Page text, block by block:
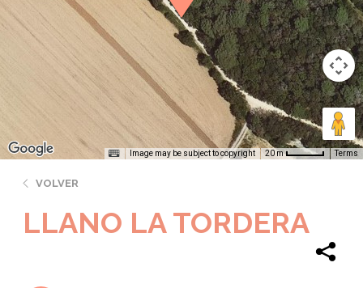
Image may be subject to copyright 20 m Terms
VOLVER
LLANO LA TORDERA